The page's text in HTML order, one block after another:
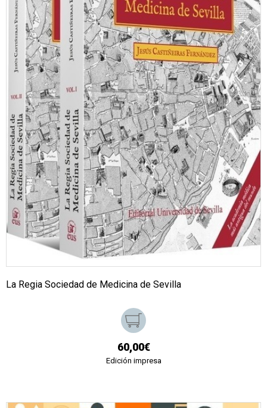
La Regia Sociedad de Medicina de Sevilla
60,00€
Edición impresa